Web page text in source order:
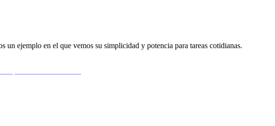
ejemplo en el que vemos su simplicidad y potencia para tareas cotidianas.